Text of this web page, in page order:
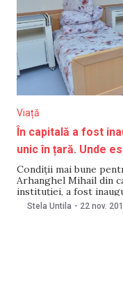
Viață
În capitală a fost
unic în țară. Unde
Condiţii mai bune
Arhanghel Mihail din
instituției, a fost
Un anunț în acest
Stela Untila - 22 nov.